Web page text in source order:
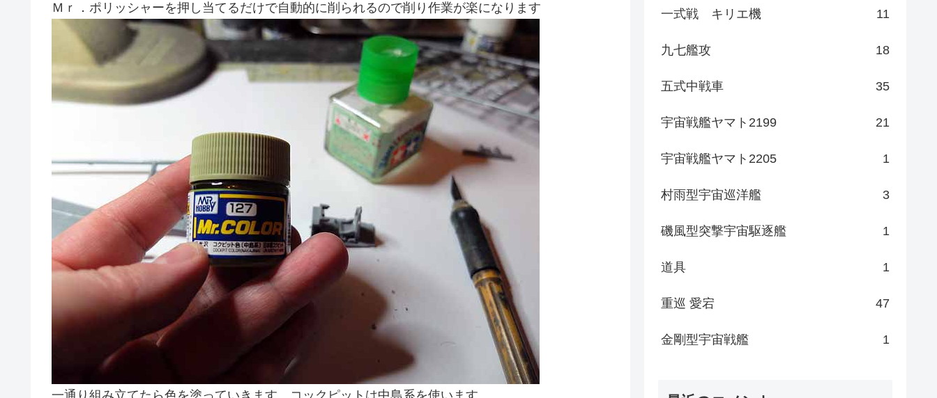
Ｍｒ．ポリッシャーを押し当てるだけで自動的に削られるので削り作業が楽になります
一式戦 キリエ機 11
九七艦攻 18
五式中戦車 35
宇宙戦艦ヤマト2199 21
宇宙戦艦ヤマト2205 1
村雨型宇宙巡洋艦 3
磯風型突撃宇宙駆逐艦 1
道具 1
重巡 愛宕 47
金剛型宇宙戦艦 1